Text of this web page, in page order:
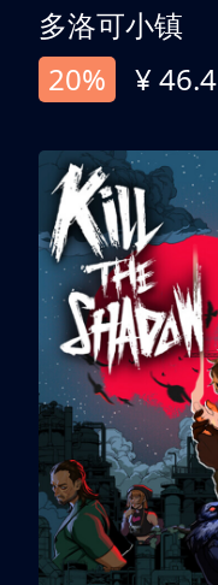
多洛可小镇
20%
¥ 46.4